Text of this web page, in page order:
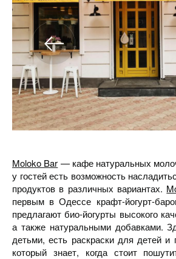
Moloko Bar — кафе натуральных
у гостей есть возможность
продуктов в различных вариантах.
первым в Одессе крафт-йогурт-
предлагают био-йогурты высокого
а также натуральными добавками.
детьми, есть раскраски для детей и
который знает, когда стоит